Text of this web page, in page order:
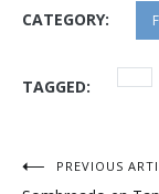
CATEGORY:
TAGGED:
PREVIOUS